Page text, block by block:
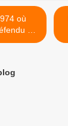
à
droit à
des
(Le